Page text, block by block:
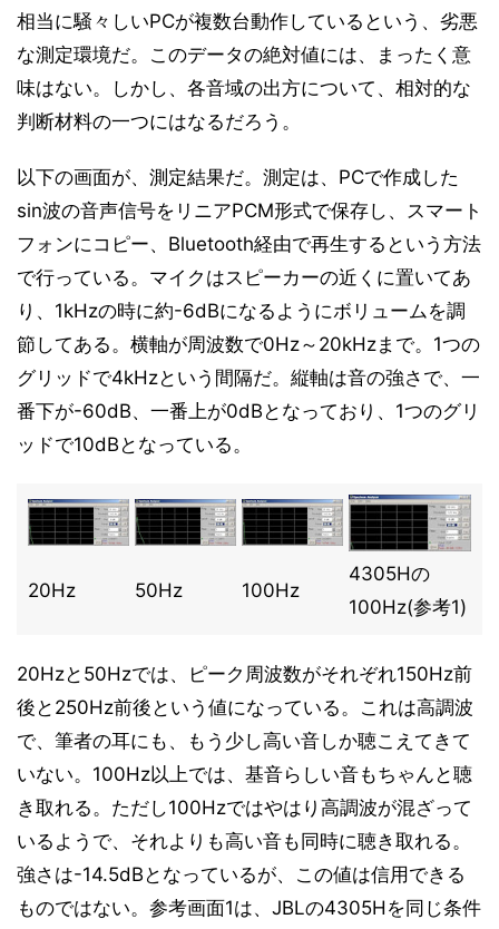
相当に騒々しいPCが複数台動作しているという、劣悪
な測定環境だ。このデータの絶対値には、まったく意
味はない。しかし、各音域の出方について、相対的な
判断材料の一つにはなるだろう。
以下の画面が、測定結果だ。測定は、PCで作成した
sin波の音声信号をリニアPCM形式で保存し、スマート
フォンにコピー、Bluetooth経由で再生するという方法
で行っている。マイクはスピーカーの近くに置いてあ
り、1kHzの時に約-6dBになるようにボリュームを調
節してある。横軸が周波数で0Hz～20kHzまで。1つの
グリッドで4kHzという間隔だ。縦軸は音の強さで、一
番下が-60dB、一番上が0dBとなっており、1つのグリ
ッドで10dBとなっている。
20Hz 50Hz 100Hz
4305Hの
100Hz(参考1)
20Hzと50Hzでは、ピーク周波数がそれぞれ150Hz前
後と250Hz前後という値になっている。これは高調波
で、筆者の耳にも、もう少し高い音しか聴こえてきて
いない。100Hz以上では、基音らしい音もちゃんと聴
き取れる。ただし100Hzではやはり高調波が混ざって
いるようで、それよりも高い音も同時に聴き取れる。
強さは-14.5dBとなっているが、この値は信用できる
ものではない。参考画面1は、JBLの4305Hを同じ条件